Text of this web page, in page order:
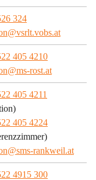
324
405 4210
rost.at
405 4211
405 4224
rankweil.at
4915 300